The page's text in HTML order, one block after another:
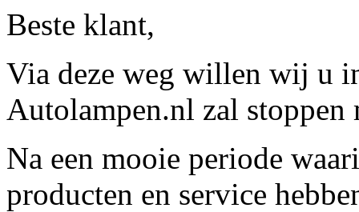
Beste klant,
Via deze weg willen wij u
Autolampen.nl zal stoppen
Na een mooie periode
producten en service